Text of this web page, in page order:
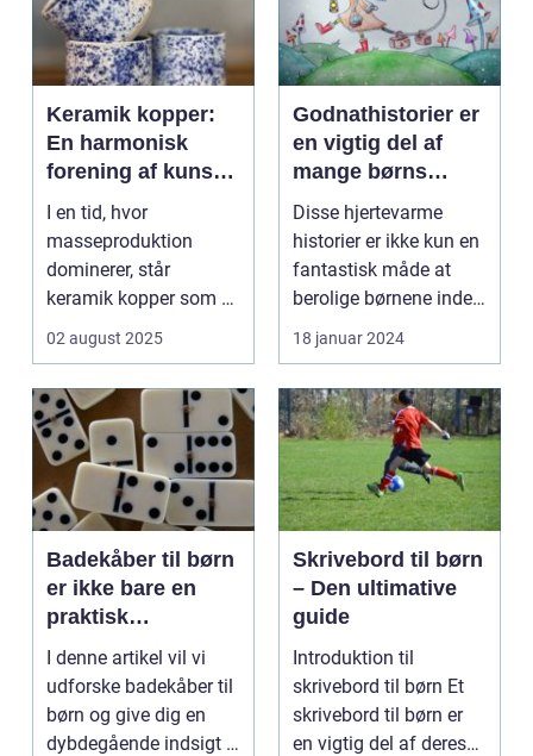
Keramik kopper:
En harmonisk
forening af kunst
og funktionalitet
I en tid, hvor
masseproduktion
dominerer, står
keramik kopper som et
autenticite...
02 august 2025
Godnathistorier er
en vigtig del af
mange børns
natrutiner
Disse hjertevarme
historier er ikke kun en
fantastisk måde at
berolige børnene inden
sengetid, men d...
18 januar 2024
Badekåber til børn
er ikke bare en
praktisk
beklædningsgenst
and, men også en
kilde til hygge og
komfort
I denne artikel vil vi
udforske badekåber til
børn og give dig en
dybdegående indsigt i
Skrivebord til børn
– Den ultimative
guide
Introduktion til
skrivebord til børn Et
skrivebord til børn er
en vigtig del af deres